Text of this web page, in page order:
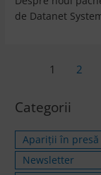
de Datanet
1 2
Categorii
Apariții în presă
Newsletter